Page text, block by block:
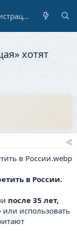
Регистрация
хотят
в России.
после 35 лет,
или использовать